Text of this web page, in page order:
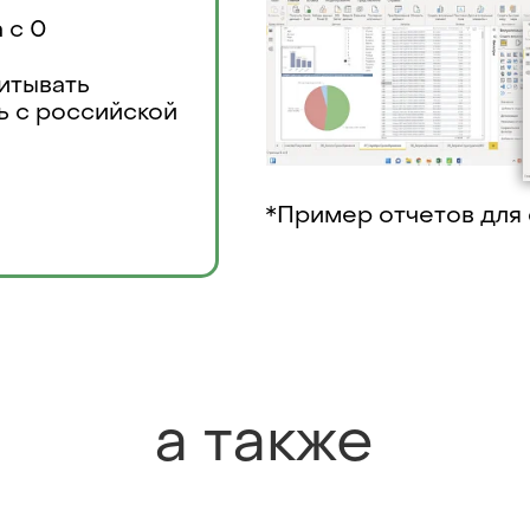
*Пример отчетов для
с 0
с российской
а также